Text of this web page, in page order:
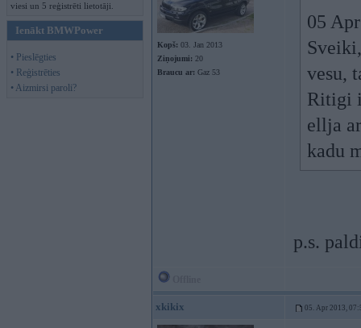
viesi un 5 reģistrēti lietotāji.
Ienākt BMWPower
• Pieslēgties
• Reģistrēties
• Aizmirsi paroli?
Kopš: 03. Jan 2013
Ziņojumi: 20
Braucu ar: Gaz 53
05
vesu,
Ritigi
ellja
kadu
p.s.
xkikix 05. Apr 2013,